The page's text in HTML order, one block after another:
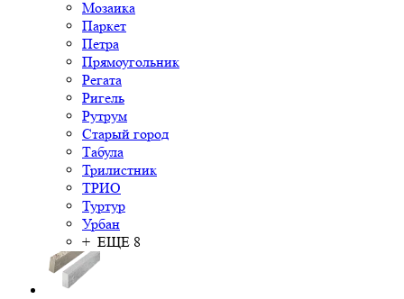
Мозаика
Паркет
Петра
Прямоугольник
Регата
Ригель
Рутрум
Старый город
Табула
Трилистник
ТРИО
Туртур
Урбан
+ ЕЩЕ 8